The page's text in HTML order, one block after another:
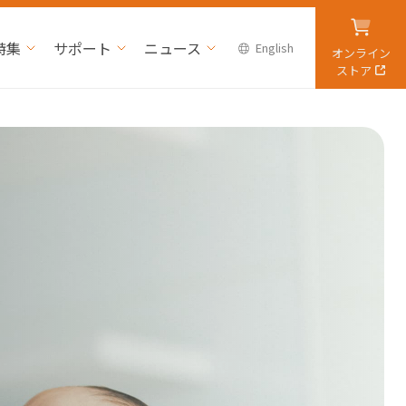
集 サポート ニュース English
オンライン
ストア